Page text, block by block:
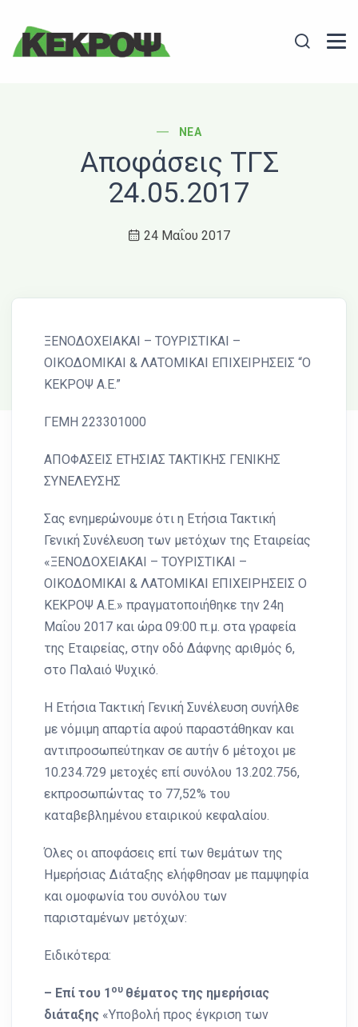
Header Logo Search
POST CATEGORY
ΝΈΑ
Αποφάσεις ΤΓΣ
24.05.2017
24 Μαΐου 2017
ΞΕΝΟΔΟΧΕΙΑΚΑΙ – ΤΟΥΡΙΣΤΙΚΑΙ –
ΟΙΚΟΔΟΜΙΚΑΙ & ΛΑΤΟΜΙΚΑΙ ΕΠΙΧΕΙΡΗΣΕΙΣ “Ο
ΚΕΚΡΟΨ Α.Ε.”
ΓΕΜΗ 223301000
ΑΠΟΦΑΣΕΙΣ ΕΤΗΣΙΑΣ ΤΑΚΤΙΚΗΣ ΓΕΝΙΚΗΣ
ΣΥΝΕΛΕΥΣΗΣ
Σας ενημερώνουμε ότι η Ετήσια Τακτική
Γενική Συνέλευση των μετόχων της Εταιρείας
«ΞΕΝΟΔΟΧΕΙΑΚΑΙ – ΤΟΥΡΙΣΤΙΚΑΙ –
ΟΙΚΟΔΟΜΙΚΑΙ & ΛΑΤΟΜΙΚΑΙ ΕΠΙΧΕΙΡΗΣΕΙΣ Ο
ΚΕΚΡΟΨ Α.Ε.» πραγματοποιήθηκε την 24η
Μαΐου 2017 και ώρα 09:00 π.μ. στα γραφεία
της Εταιρείας, στην οδό Δάφνης αριθμός 6,
στο Παλαιό Ψυχικό.
Η Ετήσια Τακτική Γενική Συνέλευση συνήλθε
με νόμιμη απαρτία αφού παραστάθηκαν και
αντιπροσωπεύτηκαν σε αυτήν 6 μέτοχοι με
10.234.729 μετοχές επί συνόλου 13.202.756,
εκπροσωπώντας το 77,52% του
καταβεβλημένου εταιρικού κεφαλαίου.
Όλες οι αποφάσεις επί των θεμάτων της
Ημερήσιας Διάταξης ελήφθησαν με παμψηφία
και ομοφωνία του συνόλου των
παρισταμένων μετόχων:
Ειδικότερα:
– Επί του 1 ου θέματος της ημερήσιας
διάταξης «Υποβολή προς έγκριση των